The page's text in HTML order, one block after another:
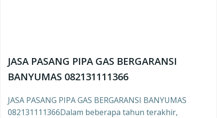
JASA PASANG PIPA GAS BERGARANSI
BANYUMAS 082131111366
JASA PASANG PIPA GAS BERGARANSI BANYUMAS
082131111366Dalam beberapa tahun terakhir,